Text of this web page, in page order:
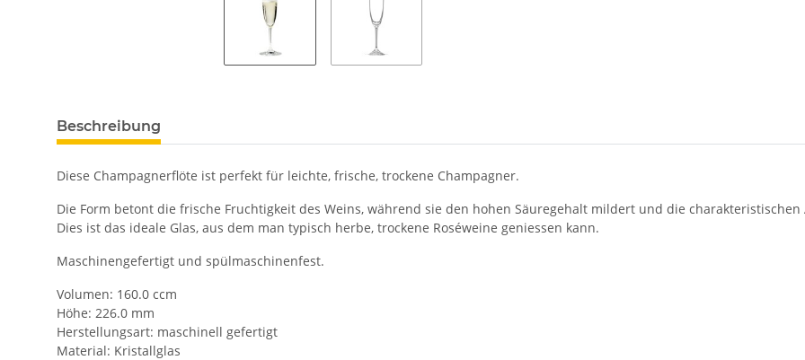
Beschreibung
Diese Champagnerflöte ist perfekt für leichte, frische, trockene Champagner.
Die Form betont die frische Fruchtigkeit des Weins, während sie den hohen Säuregehalt mildert und die
Dies ist das ideale Glas, aus dem man typisch herbe, trockene Roséweine geniessen kann.
Maschinengefertigt und spülmaschinenfest.
Volumen: 160.0 ccm
Höhe: 226.0 mm
Herstellungsart: maschinell gefertigt
Material: Kristallglas